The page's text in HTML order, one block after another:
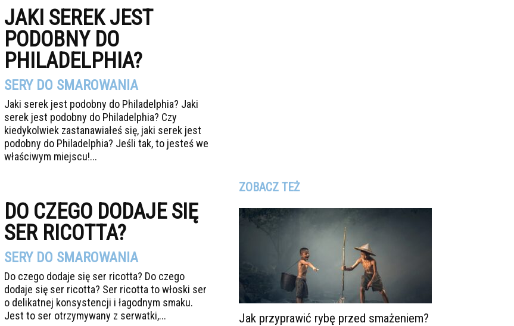
JAKI SEREK JEST
PODOBNY DO
PHILADELPHIA?
SERY DO SMAROWANIA
Jaki serek jest podobny do Philadelphia? Jaki
serek jest podobny do Philadelphia? Czy
kiedykolwiek zastanawiałeś się, jaki serek jest
podobny do Philadelphia? Jeśli tak, to jesteś we
właściwym miejscu!...
DO CZEGO DODAJE SIĘ
SER RICOTTA?
SERY DO SMAROWANIA
Do czego dodaje się ser ricotta? Do czego
dodaje się ser ricotta? Ser ricotta to włoski ser
o delikatnej konsystencji i łagodnym smaku.
Jest to ser otrzymywany z serwatki,...
ZOBACZ TEŻ
Jak przyprawić rybę przed smażeniem?